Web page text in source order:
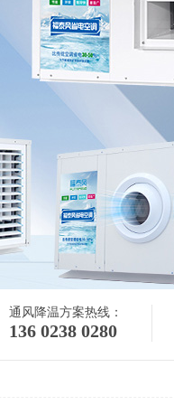
通风降温方案热线：
136 0238 0280